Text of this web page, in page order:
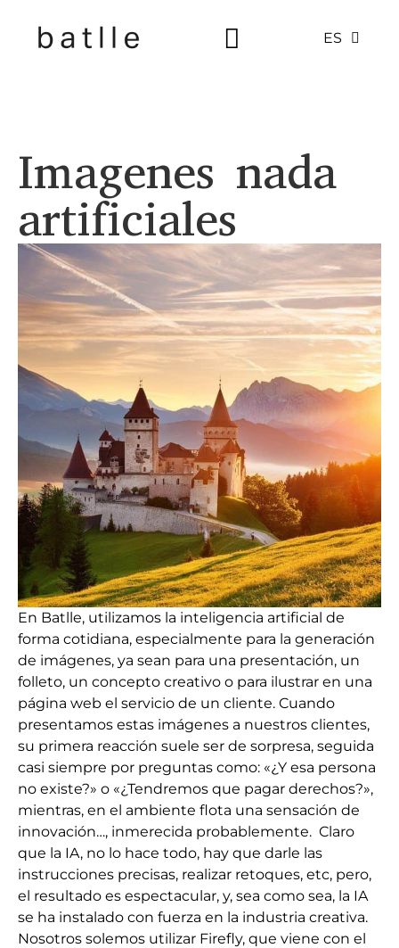
ES
Imagenes nada
artificiales
En Batlle, utilizamos la inteligencia artificial de
forma cotidiana, especialmente para la generación
de imágenes, ya sean para una presentación, un
folleto, un concepto creativo o para ilustrar en una
página web el servicio de un cliente. Cuando
presentamos estas imágenes a nuestros clientes,
su primera reacción suele ser de sorpresa, seguida
casi siempre por preguntas como: «¿Y esa persona
no existe?» o «¿Tendremos que pagar derechos?»,
mientras, en el ambiente flota una sensación de
innovación…, inmerecida probablemente. Claro
que la IA, no lo hace todo, hay que darle las
instrucciones precisas, realizar retoques, etc, pero,
el resultado es espectacular, y, sea como sea, la IA
se ha instalado con fuerza en la industria creativa.
Nosotros solemos utilizar Firefly, que viene con el